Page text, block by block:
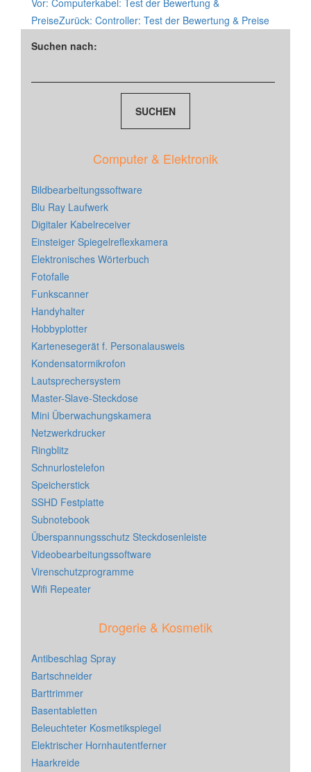
Vor: Computerkabel: Test der Bewertung &
PreiseZurück: Controller: Test der Bewertung & Preise
Suchen nach:
Computer & Elektronik
Bildbearbeitungssoftware
Blu Ray Laufwerk
Digitaler Kabelreceiver
Einsteiger Spiegelreflexkamera
Elektronisches Wörterbuch
Fotofalle
Funkscanner
Handyhalter
Hobbyplotter
Kartenesegerät f. Personalausweis
Kondensatormikrofon
Lautsprechersystem
Master-Slave-Steckdose
Mini Überwachungskamera
Netzwerkdrucker
Ringblitz
Schnurlostelefon
Speicherstick
SSHD Festplatte
Subnotebook
Überspannungsschutz Steckdosenleiste
Videobearbeitungssoftware
Virenschutzprogramme
Wifi Repeater
Drogerie & Kosmetik
Antibeschlag Spray
Bartschneider
Barttrimmer
Basentabletten
Beleuchteter Kosmetikspiegel
Elektrischer Hornhautentferner
Haarkreide